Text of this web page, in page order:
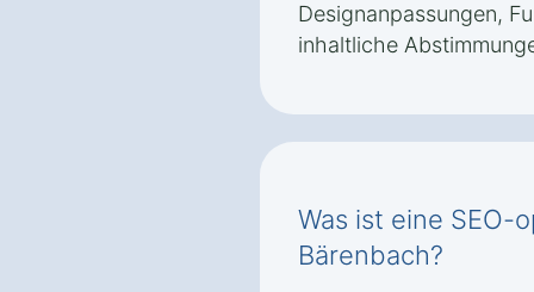
Designanpassungen,
inhaltliche
Was ist eine SEO-
Bärenbach?